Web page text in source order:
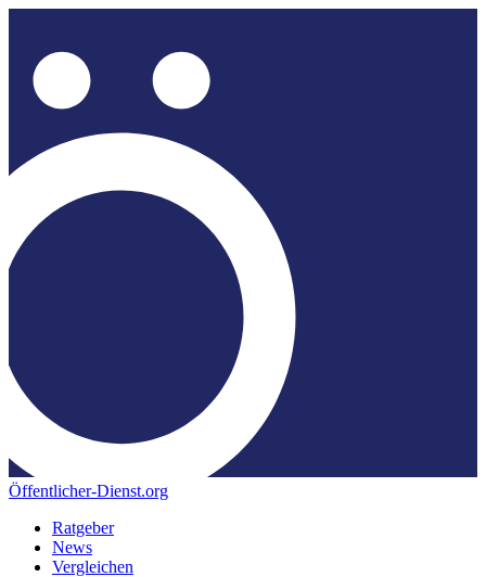
Öffentlicher-Dienst.org
Ratgeber
News
Vergleichen